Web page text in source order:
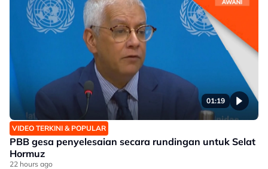
01:19
VIDEO TERKINI & POPULAR
PBB gesa penyelesaian secara rundingan untuk Selat
Hormuz
22 hours ago